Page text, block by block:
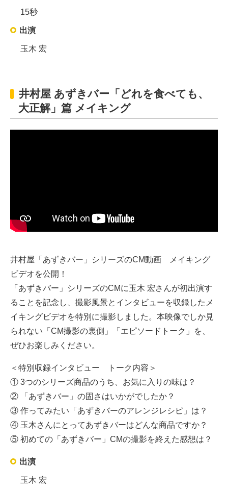
15秒
出演
玉木 宏
井村屋 あずきバー「どれを食べても、
大正解」篇 メイキング
井村屋「あずきバー」シリーズのCM動画 メイキング
ビデオを公開！
「あずきバー」シリーズのCMに玉木 宏さんが初出演す
ることを記念し、撮影風景とインタビューを収録したメ
イキングビデオを特別に撮影しました。本映像でしか見
られない「CM撮影の裏側」「エピソードトーク」を、
ぜひお楽しみください。
＜特別収録インタビュー トーク内容＞
① 3つのシリーズ商品のうち、お気に入りの味は？
② 「あずきバー」の固さはいかがでしたか？
③ 作ってみたい「あずきバーのアレンジレシピ」は？
④ 玉木さんにとってあずきバーはどんな商品ですか？
⑤ 初めての「あずきバー」CMの撮影を終えた感想は？
出演
玉木 宏